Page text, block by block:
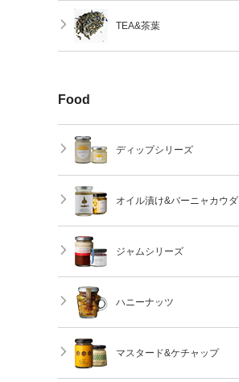
TEA&茶葉
Food
ディップシリーズ
オイル漬け&バーニャカウダ
ジャムシリーズ
ハニーナッツ
マスタード&ケチャップ